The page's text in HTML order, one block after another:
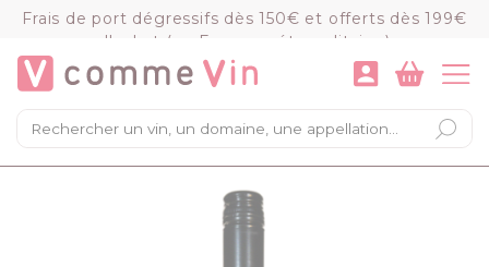
Frais de port dégressifs dès 150€ et offerts dès 199€
d'achat (en France métropolitaine)
×
Mon panier
Chargement du panier...
VOIR LE PANIER COMMANDER
Panneau de gestion des cookies